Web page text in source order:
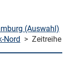
(Auswahl)
Nord > Zeitreihe